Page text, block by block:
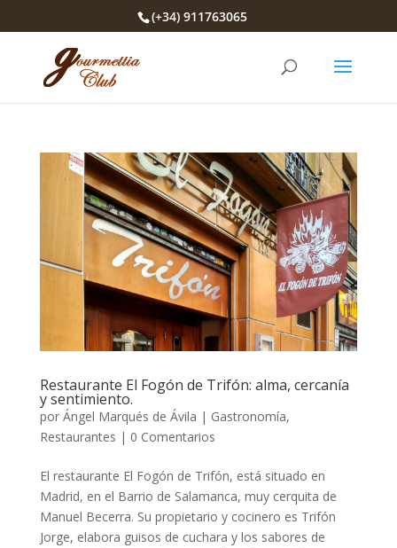
(+34) 911763065
Restaurante El Fogón de Trifón: alma, cercanía
y sentimiento.
por Ángel Marqués de Ávila | Gastronomía,
Restaurantes | 0 Comentarios
El restaurante El Fogón de Trifón, está situado en
Madrid, en el Barrio de Salamanca, muy cerquita de
Manuel Becerra. Su propietario y cocinero es Trifón
Jorge, elabora guisos de cuchara y los sabores de